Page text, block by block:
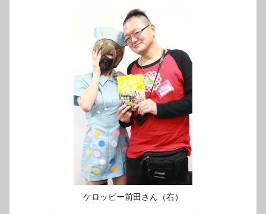
ケロッピー前田さん（右）